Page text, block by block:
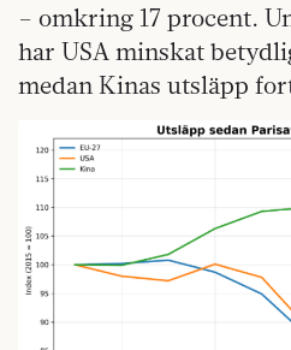
– omkring 17 procent.
har USA minskat
medan Kinas utsläpp